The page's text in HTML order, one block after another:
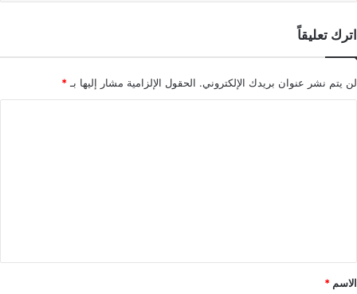
اترك تعليقاً
لن يتم نشر عنوان بريدك الإلكتروني. الحقول الإلزامية مشار إليها بـ *
*
الاسم *